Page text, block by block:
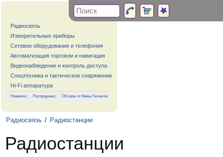
Радиосвязь
Измерительные приборы
Сетевое оборудование и телефония
Автоматизация торговли и навигация
Видеонаблюдение и контроль доступа
Спецтехника и тактическое снаряжение
Hi-Fi аппаратура
Новинки | Распродажа| Обзоры от Вива-Телеком
Радиосвязь / Радиостанции
Радиостанции